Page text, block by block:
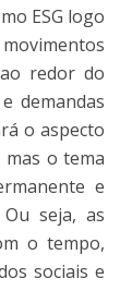
ESG logo
redor do
demandas
o aspecto
mas o tema
e
seja, as
o tempo,
sociais e